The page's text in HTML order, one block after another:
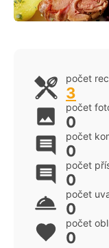
počet
3
počet
0
počet
0
počet
0
počet
0
počet
0